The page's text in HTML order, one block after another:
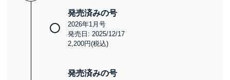
発売済みの号
2026年1月号
発売日: 2025/12/17
2,200円(税込)
発売済みの号